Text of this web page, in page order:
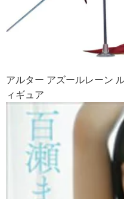
アルター アズールレーン
ィギュア